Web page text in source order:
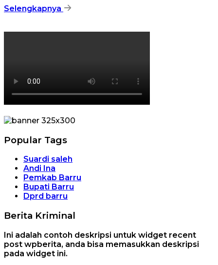
Selengkapnya
Popular Tags
Suardi saleh
Andi Ina
Pemkab Barru
Bupati Barru
Dprd barru
Berita Kriminal
Ini adalah contoh deskripsi untuk widget recent
post wpberita, anda bisa memasukkan deskripsi
pada widget ini.